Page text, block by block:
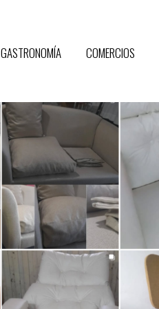
GASTRONOMÍA COMERCIOS